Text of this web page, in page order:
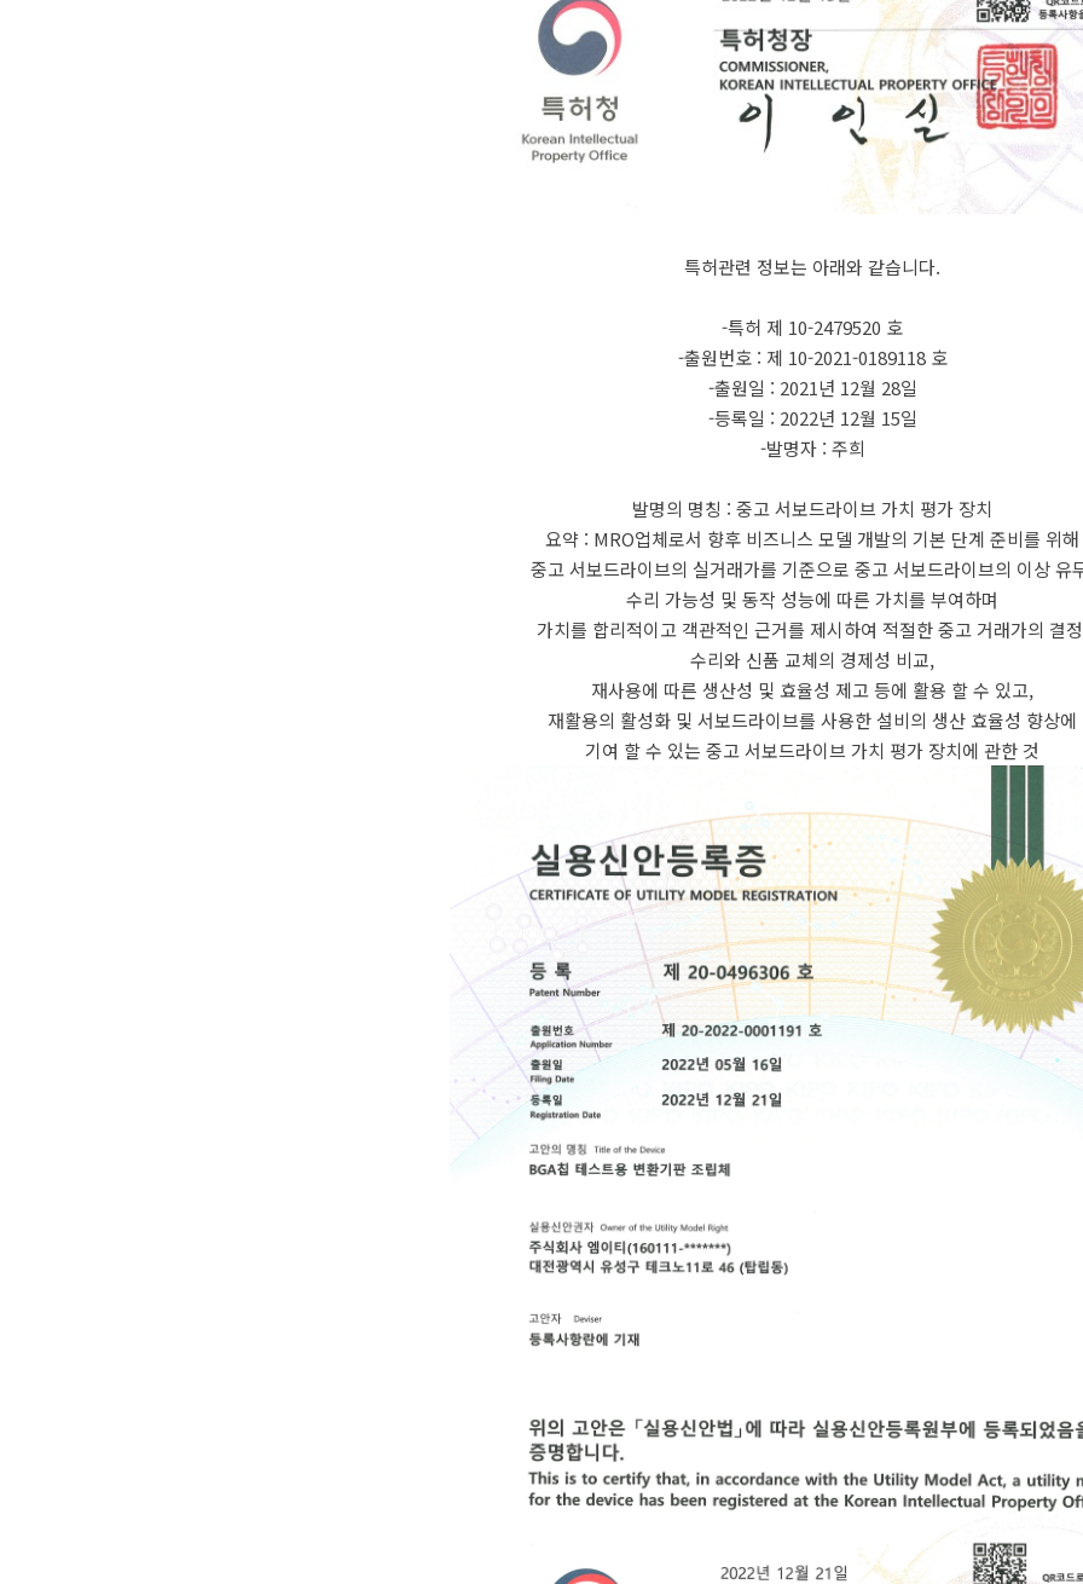
특허관련 정보는 아래와 같습니다.
-특허 제 10-2479520 호
-출원번호 : 제 10-2021-0189118 호
-출원일 : 2021년 12월 28일
-등록일 : 2022년 12월 15일
-발명자 : 주희
발명의 명칭 : 중고 서보드라이브 가치 평가 장치
요약 : MRO업체로서 향후 비즈니스 모델 개발의 기본 단계 준비를 위해
중고 서보드라이브의 실거래가를 기준으로 중고 서보드라이브의 이상 유
수리 가능성 및 동작 성능에 따른 가치를 부여하며
가치를 합리적이고 객관적인 근거를 제시하여 적절한 중고 거래가의 결
수리와 신품 교체의 경제성 비교,
재사용에 따른 생산성 및 효율성 제고 등에 활용 할 수 있고,
재활용의 활성화 및 서보드라이브를 사용한 설비의 생산 효율성 향상에
기여 할 수 있는 중고 서보드라이브 가치 평가 장치에 관한 것